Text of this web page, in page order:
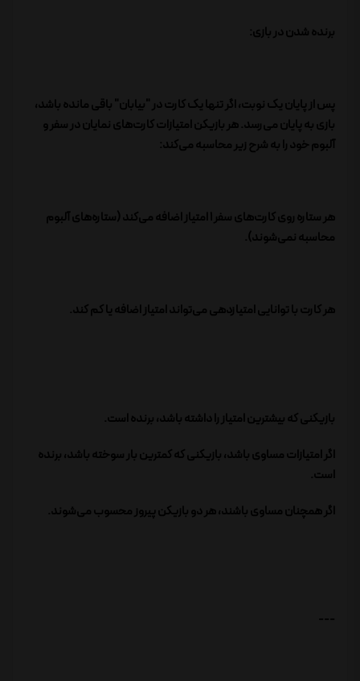
برنده شدن در بازی:
پس از پایان یک نوبت، اگر تنها یک کارت در "بیابان" باقی مانده باشد،
بازی به پایان می‌رسد. هر بازیکن امتیازات کارت‌های نمایان در سفر و
آلبوم خود را به شرح زیر محاسبه می‌کند:
هر ستاره روی کارت‌های سفر 1 امتیاز اضافه می‌کند (ستاره‌های آلبوم
محاسبه نمی‌شوند).
هر کارت با توانایی امتیازدهی می‌تواند امتیاز اضافه یا کم کند.
بازیکنی که بیشترین امتیاز را داشته باشد، برنده است.
اگر امتیازات مساوی باشد، بازیکنی که کمترین بار سوخته باشد، برنده
است.
اگر همچنان مساوی باشند، هر دو بازیکن پیروز محسوب می‌شوند.
---